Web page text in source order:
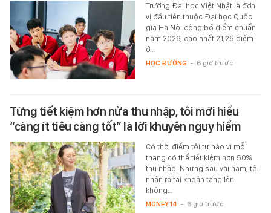
Trường Đại học Việt Nhật là đơn
vị đầu tiên thuộc Đại học Quốc
gia Hà Nội công bố điểm chuẩn
năm 2026, cao nhất 21,25 điểm
ở…
HỌC ĐƯỜNG - 6 giờ trước
Từng tiết kiệm hơn nửa thu nhập, tôi mới hiểu
“càng ít tiêu càng tốt” là lời khuyên nguy hiểm
Có thời điểm tôi tự hào vì mỗi
tháng có thể tiết kiệm hơn 50%
thu nhập. Nhưng sau vài năm, tôi
nhận ra tài khoản tăng lên
không…
MONEY.14 - 6 giờ trước